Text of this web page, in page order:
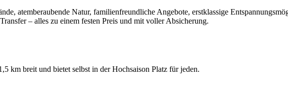
atemberaubende Natur, familienfreundliche Angebote, erstklassige
– alles zu einem festen Preis und mit voller Absicherung.
km breit und bietet selbst in der Hochsaison Platz für jeden.